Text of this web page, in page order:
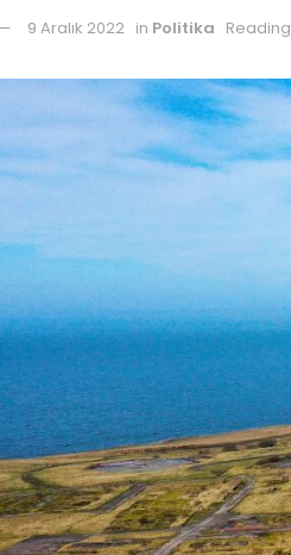
9 Aralık 2022 in Politika